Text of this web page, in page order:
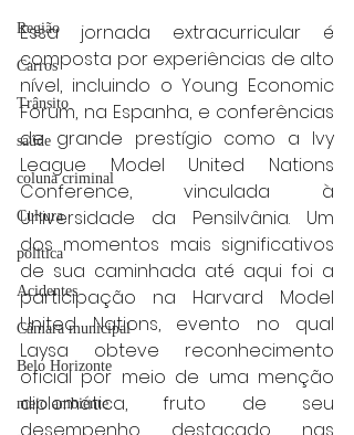
Região
Carros
Trânsito
saúde
coluna criminal
Cultura
politica
Acidentes
Câmara municipal
Belo Horizonte
meio ambiente
Essa jornada extracurricular é
composta por experiências de alto
nível, incluindo o Young Economic
Forum, na Espanha, e conferências
de grande prestígio como a Ivy
League Model United Nations
Conference, vinculada à
Universidade da Pensilvânia. Um
dos momentos mais significativos
de sua caminhada até aqui foi a
participação na Harvard Model
United Nations, evento no qual
Laysa obteve reconhecimento
oficial por meio de uma menção
diplomática, fruto de seu